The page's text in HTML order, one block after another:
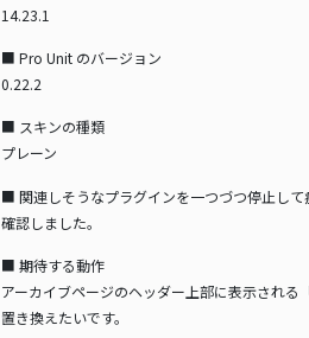
14.23.1
■ Pro Unit のバージョン
0.22.2
■ スキンの種類
プレーン
■ 関連しそうなプラグインを一つづつ停止して
確認しました。
■ 期待する動作
アーカイブページのヘッダー上部に表示され
置き換えたいです。